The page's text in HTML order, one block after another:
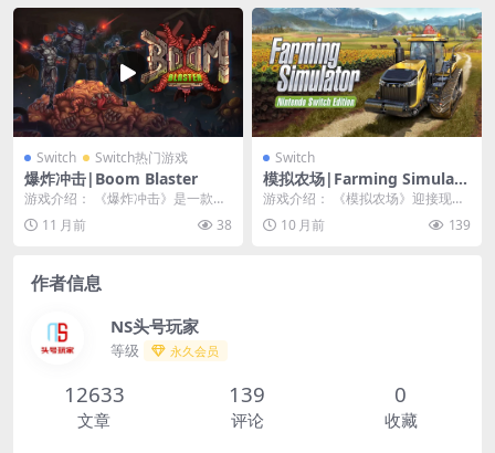
Switch Switch热门游戏
爆炸冲击|Boom Blaster
游戏介绍： 《爆炸冲击》是一款出
色的、震撼大脑、震撼地面、老式
的大型Run‘n ...
11 月前 38
Switch
模拟农场|Farming Simulato
r
游戏介绍： 《模拟农场》迎接现代
农民的挑战！探索一个巨大的开放
世界，包括一个详细...
10 月前 139
作者信息
NS头号玩家
等级 永久会员
12633
文章
139
评论
0
收藏